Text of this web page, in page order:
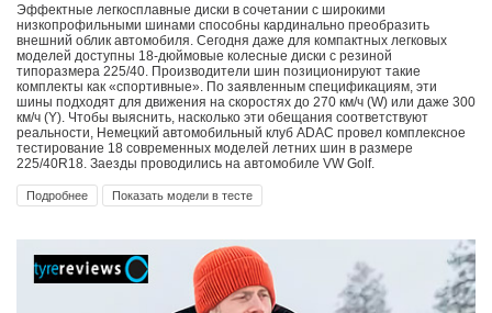
Эффектные легкосплавные диски в сочетании с широкими
низкопрофильными шинами способны кардинально преобразить
внешний облик автомобиля. Сегодня даже для компактных легковых
моделей доступны 18-дюймовые колесные диски с резиной
типоразмера 225/40. Производители шин позиционируют такие
комплекты как «спортивные». По заявленным спецификациям, эти
шины подходят для движения на скоростях до 270 км/ч (W) или даже 300
км/ч (Y). Чтобы выяснить, насколько эти обещания соответствуют
реальности, Немецкий автомобильный клуб ADAC провел комплексное
тестирование 18 современных моделей летних шин в размере
225/40R18. Заезды проводились на автомобиле VW Golf.
Подробнее Показать модели в тесте